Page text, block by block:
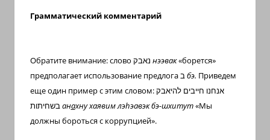
Грамматический комментарий
Обратите внимание: слово נאבק нээвак«борется»
предполагает использование предлогаבбэ. Приведем
еще один пример с этим словом:אנחנו חייבים להיאבק
בשחיתותанахну хаявим лэhэавэк бэ-шхитут«Мы
должны бороться с коррупцией».